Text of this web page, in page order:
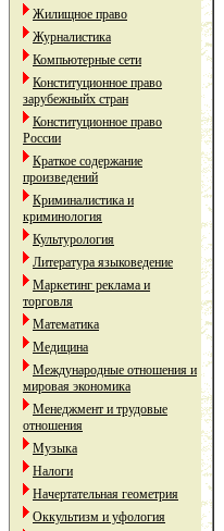
Жилищное право
Журналистика
Компьютерные сети
Конституционное право
зарубежныйх стран
Конституционное право
России
Краткое содержание
произведений
Криминалистика и
криминология
Культурология
Литература языковедение
Маркетинг реклама и
торговля
Математика
Медицина
Международные отношения и
мировая экономика
Менеджмент и трудовые
отношения
Музыка
Налоги
Начертательная геометрия
Оккультизм и уфология